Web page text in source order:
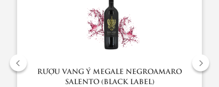
RƯỢU VANG Ý MEGALE NEGROAMARO
SALENTO (BLACK LABEL)